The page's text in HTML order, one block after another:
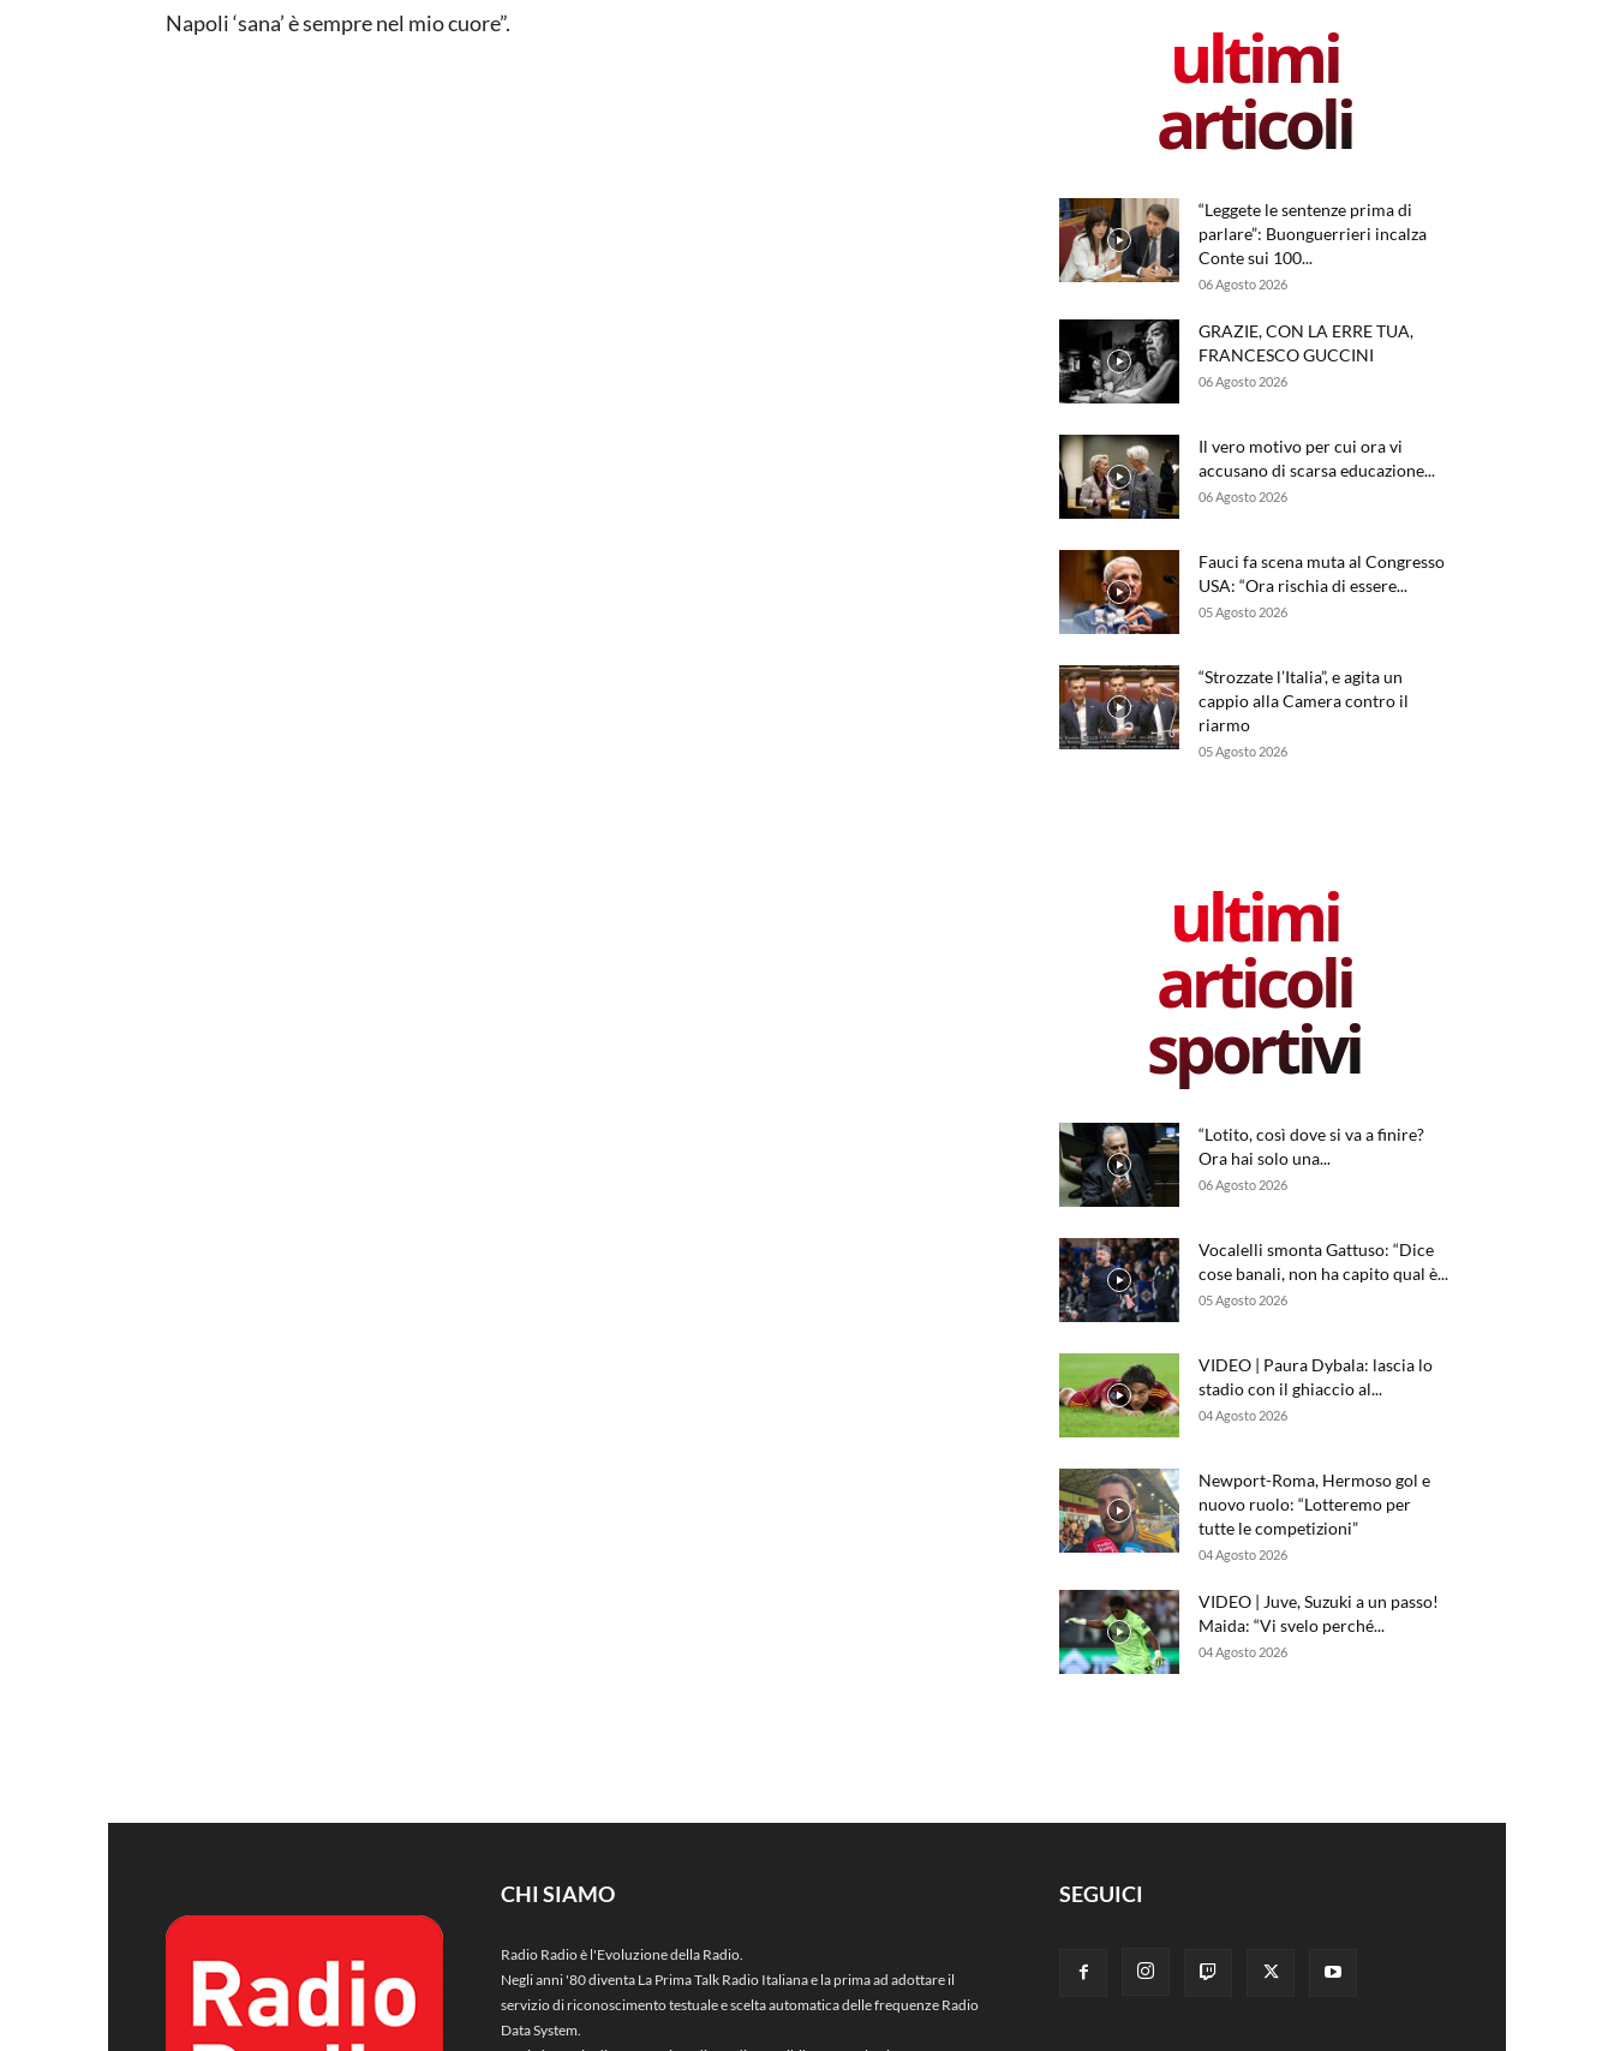
Napoli ‘sana’ è sempre nel mio cuore”.
ultimi
articoli
“Leggete le sentenze prima di
parlare”: Buonguerrieri incalza
Conte sui 100...
06 Agosto 2026
GRAZIE, CON LA ERRE TUA,
FRANCESCO GUCCINI
06 Agosto 2026
Il vero motivo per cui ora vi
accusano di scarsa educazione...
06 Agosto 2026
Fauci fa scena muta al Congresso
USA: “Ora rischia di essere...
05 Agosto 2026
“Strozzate l’Italia”, e agita un
cappio alla Camera contro il
riarmo
05 Agosto 2026
ultimi
articoli
sportivi
“Lotito, così dove si va a finire?
Ora hai solo una...
06 Agosto 2026
Vocalelli smonta Gattuso: “Dice
cose banali, non ha capito qual è...
05 Agosto 2026
VIDEO | Paura Dybala: lascia lo
stadio con il ghiaccio al...
04 Agosto 2026
Newport-Roma, Hermoso gol e
nuovo ruolo: “Lotteremo per
tutte le competizioni”
04 Agosto 2026
VIDEO | Juve, Suzuki a un passo!
Maida: “Vi svelo perché...
04 Agosto 2026
CHI SIAMO
Radio Radio è l'Evoluzione della Radio.
Negli anni '80 diventa La Prima Talk Radio Italiana e la prima ad adottare il
servizio di riconoscimento testuale e scelta automatica delle frequenze Radio
Data System.
SEGUICI